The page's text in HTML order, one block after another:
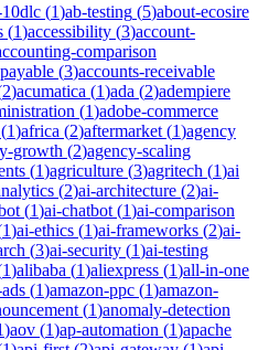
(1)ab-testing (5)about-ecosire
(1)accessibility (3)account-
comparison
(3)accounts-receivable
2)acumatica (1)ada (2)adempiere
(1)adobe-commerce
(1)africa (2)aftermarket (1)agency
growth (2)agency-scaling
(1)agriculture (3)agritech (1)ai
(2)ai-architecture (2)ai-
(1)ai-chatbot (1)ai-comparison
1)ai-ethics (1)ai-frameworks (2)ai-
(3)ai-security (1)ai-testing
1)alibaba (1)aliexpress (1)all-in-one
(1)amazon-ppc (1)amazon-
(1)anomaly-detection
)aov (1)ap-automation (1)apache